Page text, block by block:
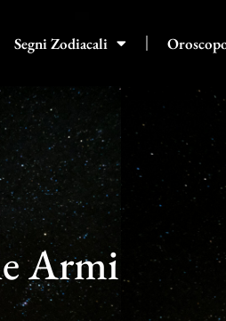
Segni Zodiacali
Armi